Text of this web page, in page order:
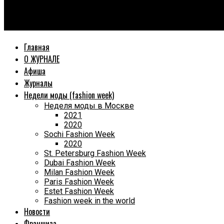
Главная
О ЖУРНАЛЕ
Афиша
Журналы
Недели моды (fashion week)
Неделя моды в Москве
2021
2020
Sochi Fashion Week
2020
St. Petersburg Fashion Week
Dubai Fashion Week
Milan Fashion Week
Paris Fashion Week
Estet Fashion Week
Fashion week in the world
Новости